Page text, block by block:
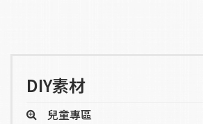
DIY素材
兒童專區